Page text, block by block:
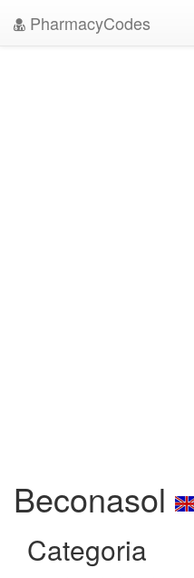
PharmacyCodes
Beconasol
Categoria